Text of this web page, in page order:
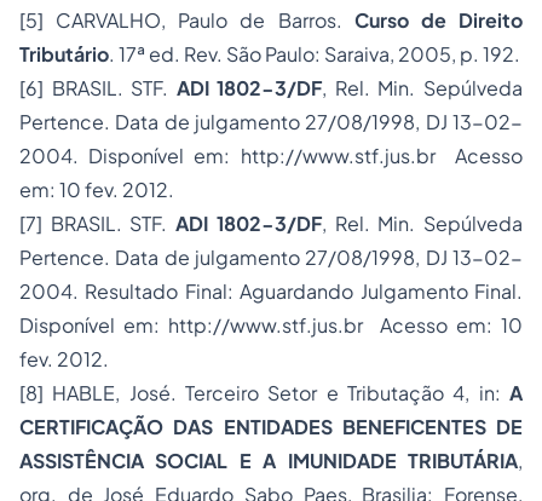
[5] CARVALHO, Paulo de Barros. Curso de Direito
Tributário. 17ª ed. Rev. São Paulo: Saraiva, 2005, p. 192.
[6] BRASIL. STF. ADI 1802-3/DF, Rel. Min. Sepúlveda
Pertence. Data de julgamento 27/08/1998, DJ 13-02-
2004. Disponível em: http://www.stf.jus.br Acesso
em: 10 fev. 2012.
[7] BRASIL. STF.ADI 1802-3/DF, Rel. Min. Sepúlveda
Pertence. Data de julgamento 27/08/1998, DJ 13-02-
2004. Resultado Final: Aguardando Julgamento Final.
Disponível em: http://www.stf.jus.br Acesso em: 10
fev. 2012.
[8] HABLE, José. Terceiro Setor e Tributação 4, in: A
CERTIFICAÇÃO DAS ENTIDADES BENEFICENTES DE
ASSISTÊNCIA SOCIAL E A IMUNIDADE TRIBUTÁRIA,
org. de José Eduardo Sabo Paes, Brasilia: Forense,